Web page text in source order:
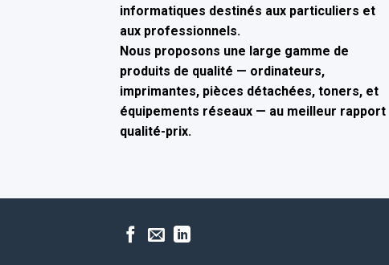
informatiques destinés aux particuliers et
aux professionnels.
Nous proposons une large gamme de
produits de qualité — ordinateurs,
imprimantes, pièces détachées, toners, et
équipements réseaux — au meilleur rapport
qualité-prix.